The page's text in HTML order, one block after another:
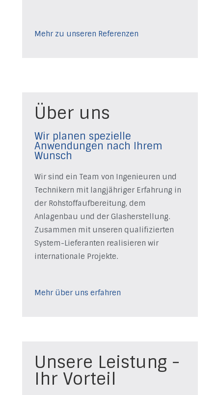
Mehr zu unseren Referenzen
Über uns
Wir planen spezielle
Anwendungen nach Ihrem
Wunsch
Wir sind ein Team von Ingenieuren und
Technikern mit langjähriger Erfahrung in
der Rohstoffaufbereitung, dem
Anlagenbau und der Glasherstellung.
Zusammen mit unseren qualifizierten
System-Lieferanten realisieren wir
internationale Projekte.
Mehr über uns erfahren
Unsere Leistung -
Ihr Vorteil